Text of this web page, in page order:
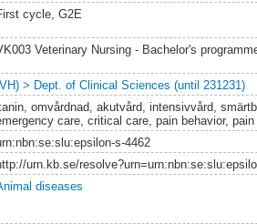
cycle, G2E
Veterinary Nursing - Bachelor's
> Dept. of Clinical Sciences (until 231231)
omvårdnad, akutvård, intensivvård,
care, critical care, pain behavior,
s-4462
urn.kb.se/
diseases